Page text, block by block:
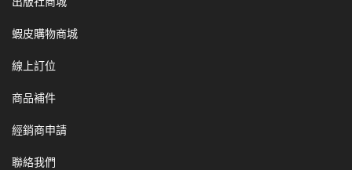
蝦皮購物商城
線上訂位
商品補件
經銷商申請
聯絡我們